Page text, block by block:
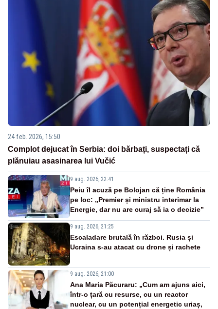
24 feb. 2026, 15:50
Complot dejucat în Serbia: doi bărbați, suspectați că
plănuiau asasinarea lui Vučić
9 aug. 2026, 22:41
Peiu îl acuză pe Bolojan că ține România
pe loc: „Premier și ministru interimar la
Energie, dar nu are curaj să ia o decizie”
9 aug. 2026, 21:25
Escaladare brutală în război. Rusia și
Ucraina s-au atacat cu drone și rachete
9 aug. 2026, 21:00
Ana Maria Păcuraru: „Cum am ajuns aici,
într-o țară cu resurse, cu un reactor
nuclear, cu un potențial energetic uriaș,